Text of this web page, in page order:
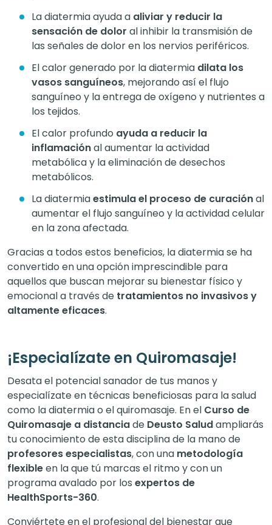
La diatermia ayuda a aliviar y reducir la
sensación de dolor al inhibir la transmisión de
las señales de dolor en los nervios periféricos.
El calor generado por la diatermia dilata los
vasos sanguíneos, mejorando así el flujo
sanguíneo y la entrega de oxígeno y nutrientes a
los tejidos.
El calor profundo ayuda a reducir la
inflamaciónal aumentar la actividad
metabólica y la eliminación de desechos
metabólicos.
La diatermiaestimula el proceso de curaciónal
aumentar el flujo sanguíneo y la actividad celular
en la zona afectada.
Gracias a todos estos beneficios, la diatermia se ha
convertido en una opción imprescindible para
aquellos que buscan mejorar su bienestar físico y
emocional a través de tratamientos no invasivos y
altamente eficaces.
¡Especialízate en Quiromasaje!
Desata el potencial sanador de tus manos y
especialízate en técnicas beneficiosas para la salud
como la diatermia o el quiromasaje. En el Curso de
Quiromasaje a distanciade Deusto Saludampliarás
tu conocimiento de esta disciplina de la mano de
profesores especialistas, con una metodología
flexibleen la que tú marcas el ritmo y con un
programa avalado por los expertos de
HealthSports-360.
Conviértete en el profesional del bienestar que